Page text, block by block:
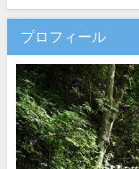
プロフィール